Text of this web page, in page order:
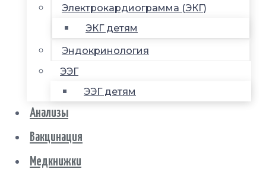
Электрокардиограмма (ЭКГ)
ЭКГ детям
Эндокринология
ЭЭГ
ЭЭГ детям
Анализы
Вакцинация
Медкнижки